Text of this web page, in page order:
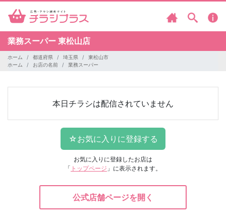
業務スーパー 東松山店
ホーム 都道府県 埼玉県
東松山市
ホーム
お店の名前 業務スーパー
本日チラシは配信されていません
お気に入りに登録したお店は
「 トップページ 」に表示されます。
公式店舗ページを開く